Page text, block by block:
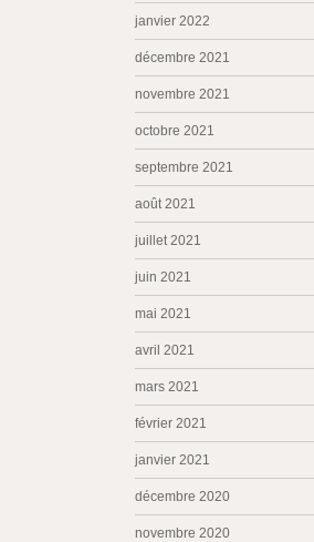
janvier 2022
décembre 2021
novembre 2021
octobre 2021
septembre 2021
août 2021
juillet 2021
juin 2021
mai 2021
avril 2021
mars 2021
février 2021
janvier 2021
décembre 2020
novembre 2020